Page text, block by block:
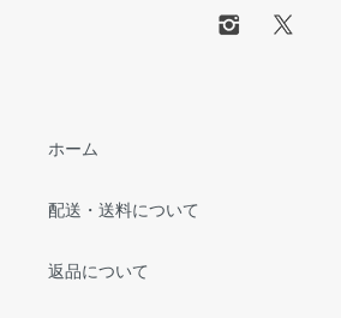
ホーム
配送・送料について
返品について